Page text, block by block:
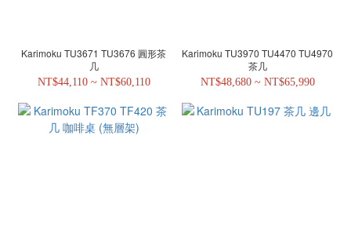
Karimoku TU3671 TU3676 圓形茶
几
NT$44,110 ~ NT$60,110
Karimoku TU3970 TU4470 TU4970
茶几
NT$48,680 ~ NT$65,990